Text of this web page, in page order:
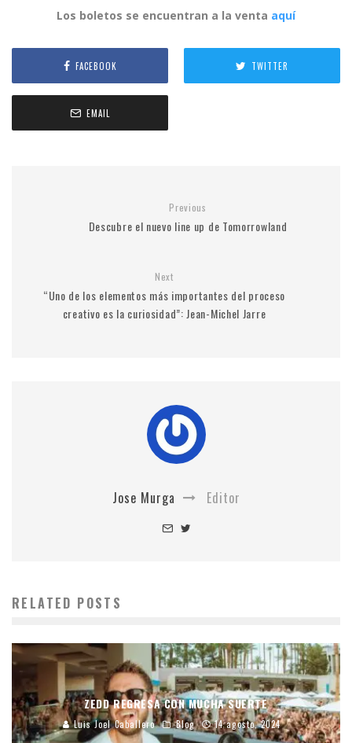
Los boletos se encuentran a la venta aquí
FACEBOOK TWITTER
EMAIL
Previous
Descubre el nuevo line up de Tomorrowland
Next
“Uno de los elementos más importantes del proceso
creativo es la curiosidad”: Jean-Michel Jarre
Jose Murga Editor
RELATED POSTS
ZEDD REGRESA CON MUCHA SUERTE
Luis Joel Caballero Blog 14 agosto, 2024